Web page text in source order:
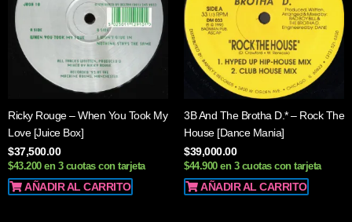
Ricky Rouge – When You Took My
Love [Juice Box]
$37,500.00
$43.200 en 3 cuotas con tarjeta
AÑADIR AL CARRITO
3B And The Brotha D.* – Rock The
House [Dance Mania]
$39,000.00
$44.900 en 3 cuotas con tarjeta
AÑADIR AL CARRITO